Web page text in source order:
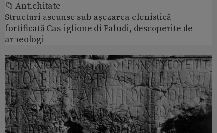
📁 Antichitate
Structuri ascunse sub așezarea elenistică
fortificată Castiglione di Paludi, descoperite de
arheologi